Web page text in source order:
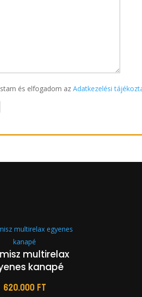
és elfogadom azAdatkezelési
multirelax
kanapé
620.000Ft